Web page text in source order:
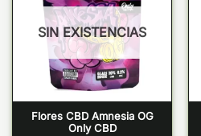
SIN EXISTENCIAS
Flores CBD Amnesia OG
Only CBD